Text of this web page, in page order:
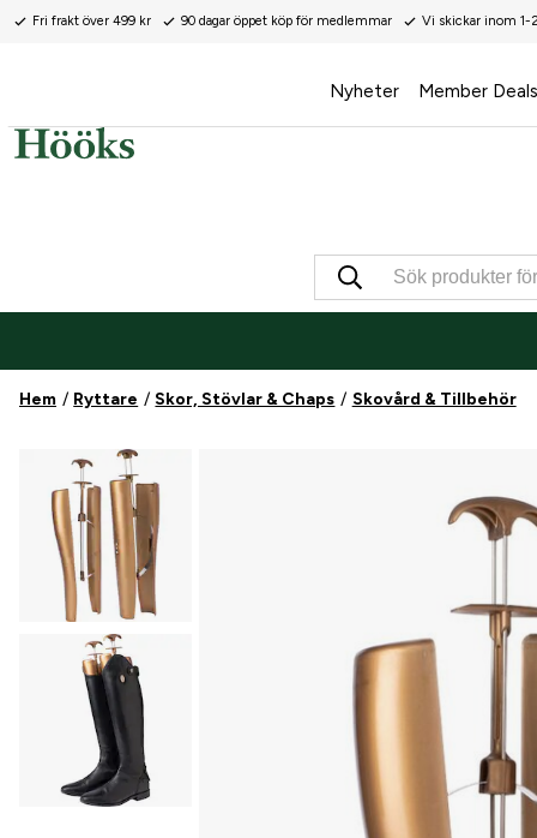
Fri frakt över 499 kr 90 dagar öppet köp för medlemmar Vi skickar inom 1-
Nyheter Member Deals
Hem Ryttare Skor, Stövlar & Chaps Skovård & Tillbehör